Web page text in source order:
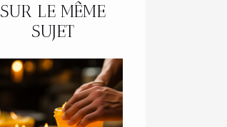
SUR LE MÊME
SUJET